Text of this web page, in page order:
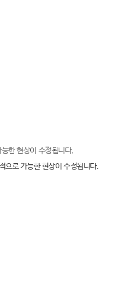
한 현상이 수정됩니다.
으로 가능한 현상이 수정됩니다.